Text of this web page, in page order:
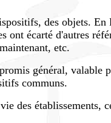
des objets.
écarté d'autres
etc.
général, valable
communs.
des établissements,